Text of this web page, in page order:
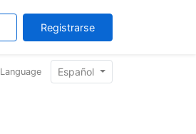
Registrarse
Language Español